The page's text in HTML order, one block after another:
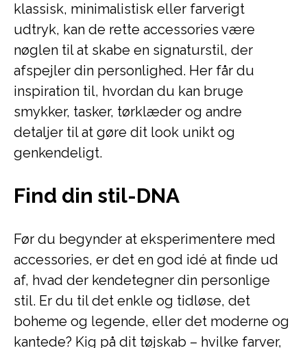
klassisk, minimalistisk eller farverigt
udtryk, kan de rette accessories være
nøglen til at skabe en signaturstil, der
afspejler din personlighed. Her får du
inspiration til, hvordan du kan bruge
smykker, tasker, tørklæder og andre
detaljer til at gøre dit look unikt og
genkendeligt.
Find din stil-DNA
Før du begynder at eksperimentere med
accessories, er det en god idé at finde ud
af, hvad der kendetegner din personlige
stil. Er du til det enkle og tidløse, det
boheme og legende, eller det moderne og
kantede? Kig på dit tøjskab – hvilke farver,